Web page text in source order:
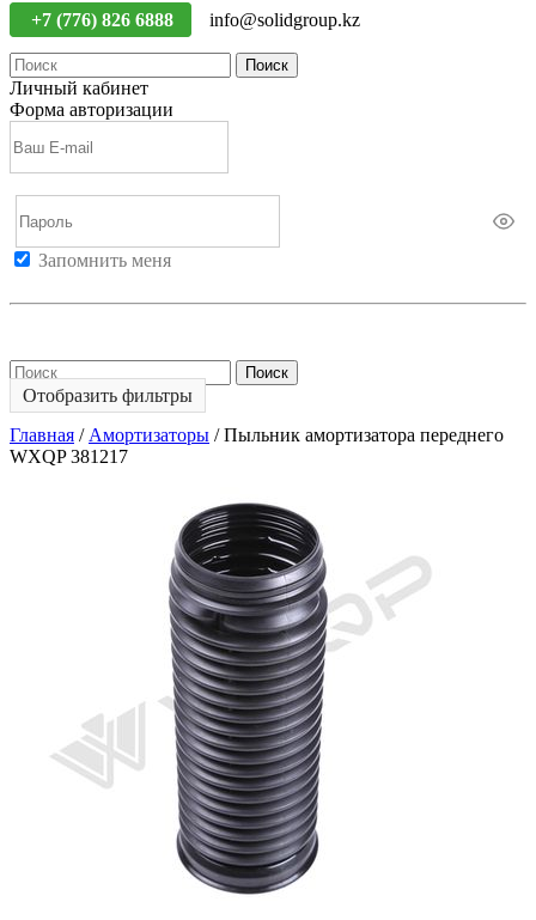
+7 (776) 826 6888 info@solidgroup.kz
Поиск
Личный кабинет
Форма авторизации
Запомнить меня
Поиск
Отобразить фильтры
Главная / Амортизаторы / Пыльник амортизатора переднего
WXQP 381217